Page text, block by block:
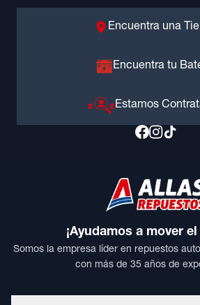
Encuentra una
Encuentra tu
Estamos
¡Ayudamos a mover
Somos la empresa líder en repuestos
con más de 35 años de